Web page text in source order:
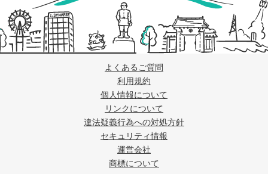
よくあるご質問
利用規約
個人情報について
リンクについて
違法疑義行為への対処方針
セキュリティ情報
運営会社
商標について